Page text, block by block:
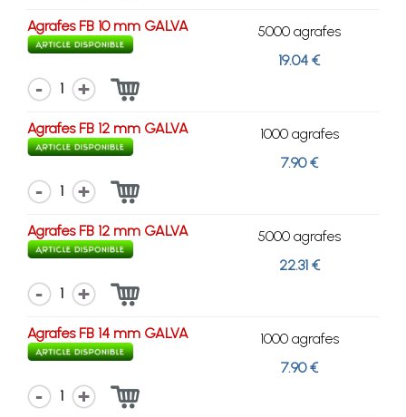
Agrafes FB 10 mm GALVA
5000 agrafes
19.04 €
1
Agrafes FB 12 mm GALVA
1000 agrafes
7.90 €
1
Agrafes FB 12 mm GALVA
5000 agrafes
22.31 €
1
Agrafes FB 14 mm GALVA
1000 agrafes
7.90 €
1